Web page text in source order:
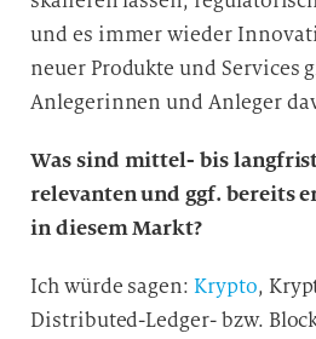
und es immer wieder
neuer Produkte und Services
Anlegerinnen und Anleger
Was sind mittel- bis
relevanten und ggf. bereits
in diesem Markt?
Ich würde sagen:Krypto,
Distributed-Ledger- bzw.